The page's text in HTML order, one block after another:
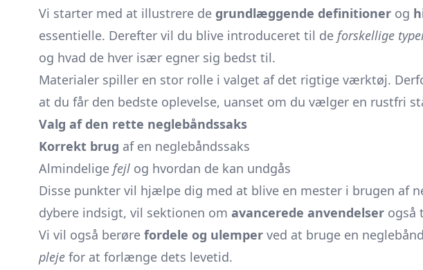
Vi starter med at illustrere de grundlæggende definitioner og
essentielle. Derefter vil du blive introduceret til de forskellige
og hvad de hver især egner sig bedst til.
Materialer spiller en stor rolle i valget af det rigtige værktøj.
at du får den bedste oplevelse, uanset om du vælger en rustfri
Valg af den rette neglebåndssaks
Korrekt brug af en neglebåndssaks
Almindelige fejl og hvordan de kan undgås
Disse punkter vil hjælpe dig med at blive en mester i brugen af
dybere indsigt, vil sektionen om avancerede anvendelser også
Vi vil også berøre fordele og ulemper ved at bruge en
pleje for at forlænge dets levetid.